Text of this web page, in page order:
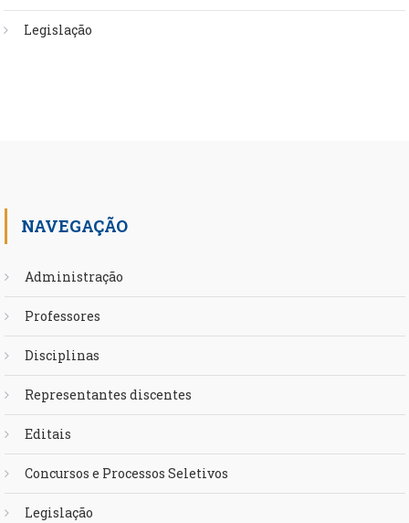
Legislação
NAVEGAÇÃO
Administração
Professores
Disciplinas
Representantes discentes
Editais
Concursos e Processos Seletivos
Legislação